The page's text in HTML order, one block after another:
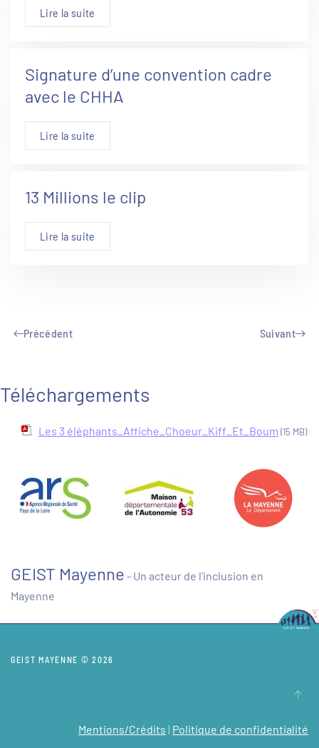
Lire la suite
Signature d’une convention cadre
avec le CHHA
Lire la suite
13 Millions le clip
Lire la suite
Précédent Suivant
Téléchargements
Les 3 éléphants_Affiche_Choeur_Kiff_Et_Boum (15 MB)
GEIST Mayenne - Un acteur de l'inclusion en
Mayenne
GEIST MAYENNE © 2026
Mentions/Crédits | Politique de confidentialité